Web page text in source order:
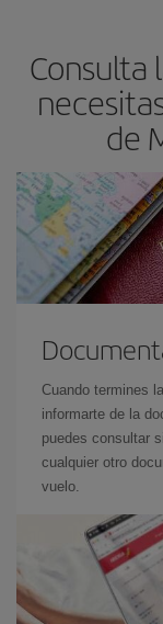
Consulta
de
Cuando termines
informarte de la
puedes consultar
cualquier otro
vuelo.